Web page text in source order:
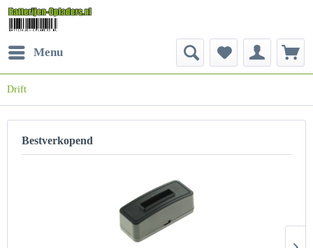
Menu
Drift
Bestverkopend